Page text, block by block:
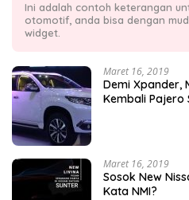
Ini adalah contoh keterangan
otomotif, anda bisa dengan
widget.
Maret 16, 2019
Demi Xpander,
Kembali Pajero
Maret 16, 2019
Sosok New
Kata NMI?